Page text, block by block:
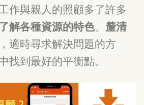
作與親人的照顧多了許多
解各種資源的特色、 釐清
，適時尋求解決問題的方
找到最好的平衡點。